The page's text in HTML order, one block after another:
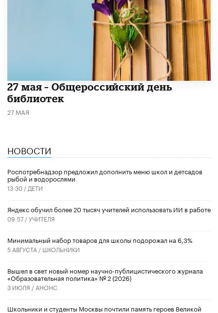
​27 мая – Общероссийский день
библиотек
27 МАЯ
НОВОСТИ
Роспотребнадзор предложил дополнить меню школ и детсадов
рыбой и водорослями
13:30 / ДЕТИ
​Яндекс обучил более 20 тысяч учителей использовать ИИ в работе
09:57 /УЧИТЕЛЯ
Минимальный набор товаров для школы подорожал на 6,3%
5 АВГУСТА / ШКОЛЬНИКИ
Вышел в свет новый номер научно-публицистического журнала
«Образовательная политика» № 2 (2026)
3 ИЮЛЯ / АНОНС
Школьники и студенты Москвы почтили память героев Великой